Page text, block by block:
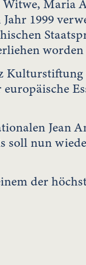
Maria
1999
Jean
soll nun
der